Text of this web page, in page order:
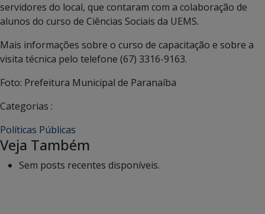
servidores do local, que contaram com a colaboração de
alunos do curso de Ciências Sociais da UEMS.
Mais informações sobre o curso de capacitação e sobre a
visita técnica pelo telefone (67) 3316-9163.
Foto: Prefeitura Municipal de Paranaíba
Categorias :
Políticas Públicas
Veja Também
Sem posts recentes disponíveis.